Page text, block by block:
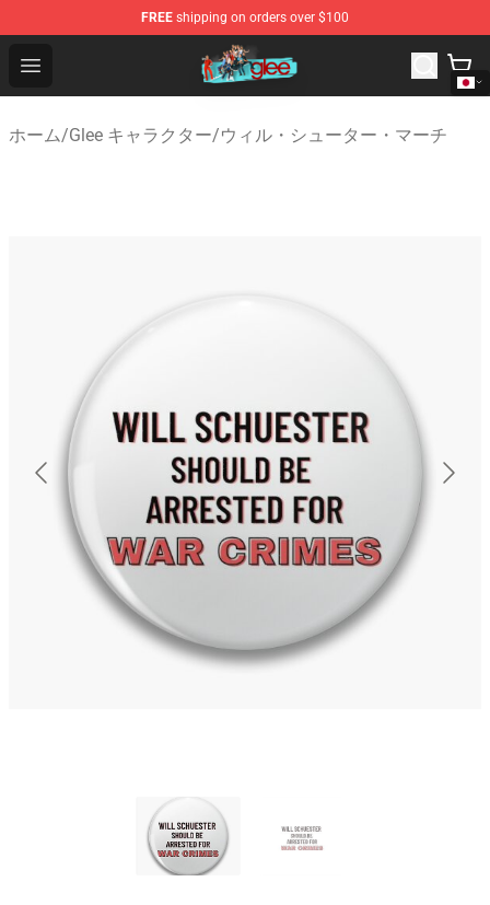
FREE shipping on orders over $100
Open menu
Glee Store - Official Glee Merchandise Shop
ホーム/Glee キャラクター/ウィル・シューター・マーチ